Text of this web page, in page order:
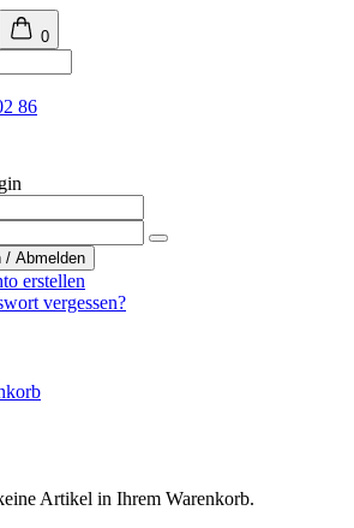
0
86
erstellen
vergessen?
Artikel in Ihrem Warenkorb.